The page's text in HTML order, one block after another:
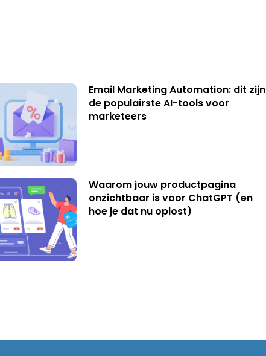
Email Marketing Automation: dit zijn
de populairste AI-tools voor
marketeers
Waarom jouw productpagina
onzichtbaar is voor ChatGPT (en
hoe je dat nu oplost)